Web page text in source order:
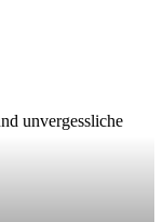
unvergessliche